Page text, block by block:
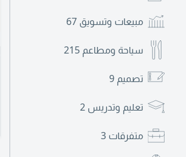
مبيعات وتسويق 67
سياحة ومطاعم 215
تصميم 9
تعليم وتدريس 2
متفرقات 3